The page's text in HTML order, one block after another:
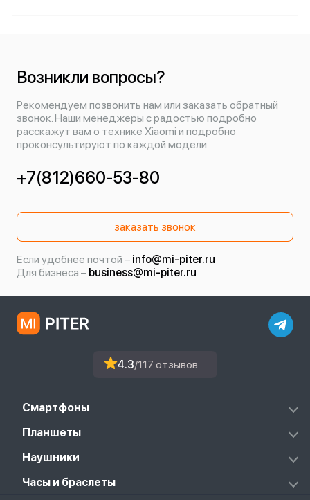
Возникли вопросы?
Рекомендуем позвонить нам или заказать обратный
звонок. Наши менеджеры с радостью подробно
расскажут вам о технике Xiaomi и подробно
проконсультируют по каждой модели.
+7(812)660-53-80
заказать звонок
Если удобнее почтой – info@mi-piter.ru
Для бизнеса – business@mi-piter.ru
4.3/117 отзывов
Смартфоны
Redmi
Mi
Black Shark
Планшеты
Mi Pad 6S Pro
Mi Pad 7 Pro
Наушники
Mi FlipBuds Pro
Часы и браслеты